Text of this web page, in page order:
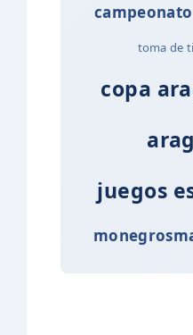
toma de
copa
juegos